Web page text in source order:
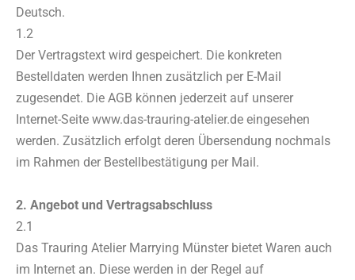
Deutsch.
1.2
Der Vertragstext wird gespeichert. Die konkreten
Bestelldaten werden Ihnen zusätzlich per E-Mail
zugesendet. Die AGB können jederzeit auf unserer
Internet-Seite www.das-trauring-atelier.de eingesehen
werden. Zusätzlich erfolgt deren Übersendung nochmals
im Rahmen der Bestellbestätigung per Mail.
2. Angebot und Vertragsabschluss
2.1
Das Trauring Atelier Marrying Münster bietet Waren auch
im Internet an. Diese werden in der Regel auf